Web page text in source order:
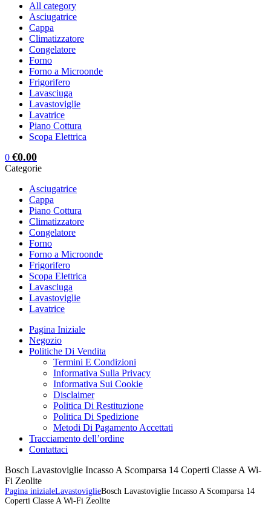
All category
Asciugatrice
Cappa
Climatizzatore
Congelatore
Forno
Forno a Microonde
Frigorifero
Lavasciuga
Lavastoviglie
Lavatrice
Piano Cottura
Scopa Elettrica
0 €0.00
Categorie
Asciugatrice
Cappa
Piano Cottura
Climatizzatore
Congelatore
Forno
Forno a Microonde
Frigorifero
Scopa Elettrica
Lavasciuga
Lavastoviglie
Lavatrice
Pagina Iniziale
Negozio
Politiche Di Vendita
Termini E Condizioni
Informativa Sulla Privacy
Informativa Sui Cookie
Disclaimer
Politica Di Restituzione
Politica Di Spedizione
Metodi Di Pagamento Accettati
Tracciamento dell’ordine
Contattaci
Bosch Lavastoviglie Incasso A Scomparsa 14 Coperti Classe A Wi-
Fi Zeolite
Pagina inizialeLavastoviglieBosch Lavastoviglie Incasso A Scomparsa 14
Coperti Classe A Wi-Fi Zeolite